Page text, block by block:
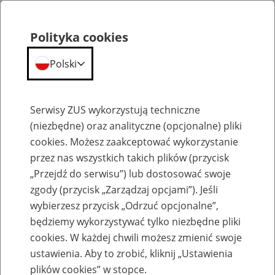
Słownik
Słownik
Polityka cookies
Polski
Serwisy ZUS wykorzystują techniczne
(niezbędne) oraz analityczne (opcjonalne) pliki
cookies. Możesz zaakceptować wykorzystanie
przez nas wszystkich takich plików (przycisk
„Przejdź do serwisu”) lub dostosować swoje
zgody (przycisk „Zarządzaj opcjami”). Jeśli
wybierzesz przycisk „Odrzuć opcjonalne”,
będziemy wykorzystywać tylko niezbędne pliki
cookies. W każdej chwili możesz zmienić swoje
ustawienia. Aby to zrobić, kliknij „Ustawienia
plików cookies” w stopce.